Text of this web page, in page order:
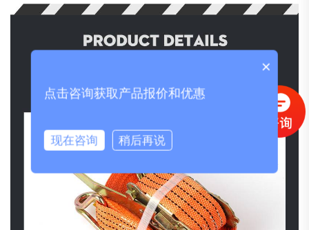
×
点击咨询获取产品报价和优惠
现在咨询 稍后再说